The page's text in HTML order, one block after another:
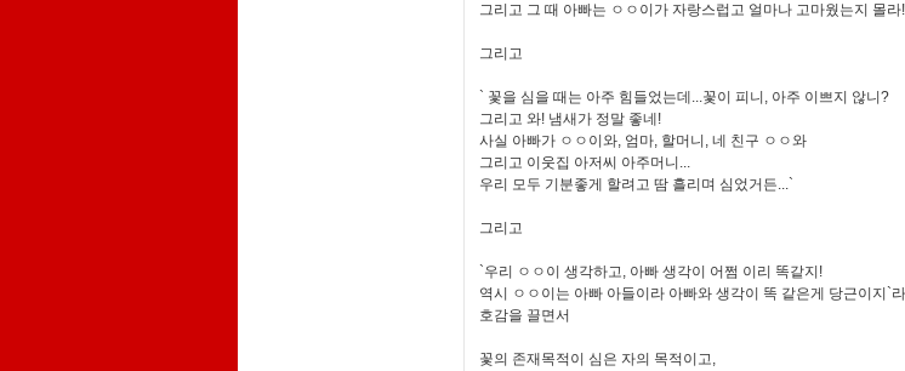
그리고 그 때 아빠는 ㅇㅇ이가 자랑스럽고 얼마나 고마웠는지 몰라
그리고
` 꽃을 심을 때는 아주 힘들었는데...꽃이 피니, 아주 이쁘지 않니?
그리고 와! 냄새가 정말 좋네!
사실 아빠가 ㅇㅇ이와, 엄마, 할머니, 네 친구 ㅇㅇ와
그리고 이웃집 아저씨 아주머니...
우리 모두 기분좋게 할려고 땀 흘리며 심었거든...`
그리고
`우리 ㅇㅇ이 생각하고, 아빠 생각이 어쩜 이리 똑같지!
역시 ㅇㅇ이는 아빠 아들이라 아빠와 생각이 똑 같은게 당근이지`
호감을 끌면서
꽃의 존재목적이 심은 자의 목적이고,